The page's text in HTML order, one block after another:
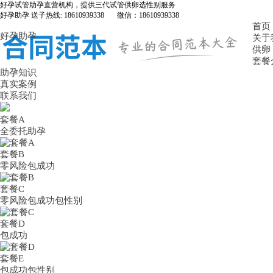
好孕试管助孕直营机构，提供三代试管供卵选性别服务
好孕助孕 送子热线: 18610939338 微信：18610939338
好孕助孕
首页
关于
供卵
套餐
助孕知识
真实案例
联系我们
套餐A
全委托助孕
套餐B
零风险包成功
套餐C
零风险包成功包性别
套餐D
包成功
套餐E
包成功包性别